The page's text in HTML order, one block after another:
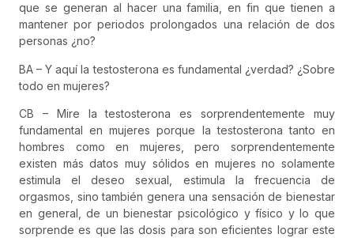
que se generan al hacer una familia, en fin que tienen a
mantener por periodos prolongados una relación de dos
personas ¿no?
BA – Y aquí la testosterona es fundamental ¿verdad? ¿Sobre
todo en mujeres?
CB – Mire la testosterona es sorprendentemente muy
fundamental en mujeres porque la testosterona tanto en
hombres como en mujeres, pero sorprendentemente
existen más datos muy sólidos en mujeres no solamente
estimula el deseo sexual, estimula la frecuencia de
orgasmos, sino también genera una sensación de bienestar
en general, de un bienestar psicológico y físico y lo que
sorprende es que las dosis para son eficientes lograr este